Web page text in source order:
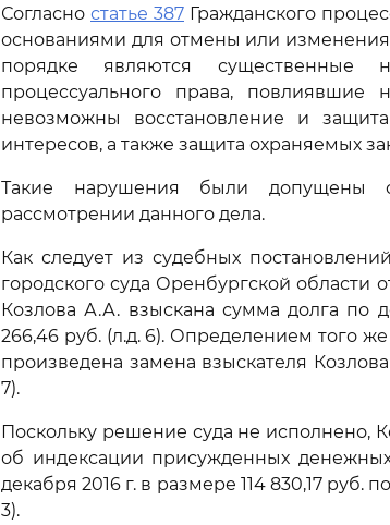
Согласно статье 387 Гражданского
основаниями для отмены или
порядке являются существенные
процессуального права, повлиявшие
невозможны восстановление и
интересов, а также защита охраняемых
Такие нарушения были допущены
рассмотрении данного дела.
Как следует из судебных
городского суда Оренбургской области
Козлова А.А. взыскана сумма долга по
266,46 руб. (л.д. 6). Определением того
произведена замена взыскателя
7).
Поскольку решение суда не исполнено,
об индексации присужденных
декабря 2016 г. в размере 114 830,17 руб.
3).